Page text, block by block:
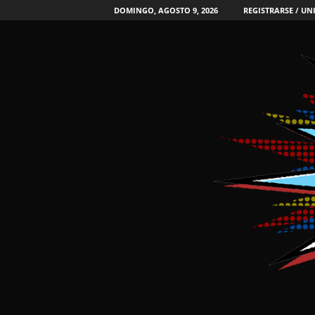
DOMINGO, AGOSTO 9, 2026 REGISTRARSE /